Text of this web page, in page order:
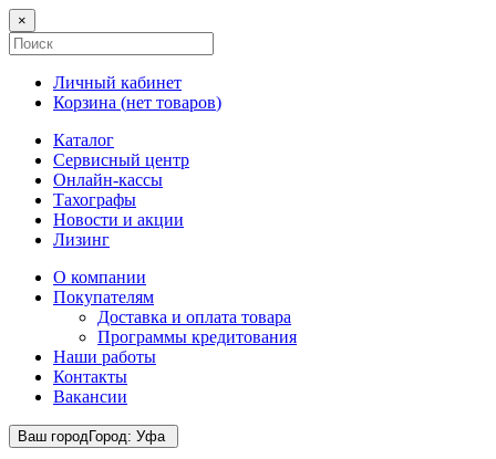
×
Личный кабинет
Корзина (нет товаров)
Каталог
Сервисный центр
Онлайн-кассы
Тахографы
Новости и акции
Лизинг
О компании
Покупателям
Доставка и оплата товара
Программы кредитования
Наши работы
Контакты
Вакансии
Ваш городГород: Уфа